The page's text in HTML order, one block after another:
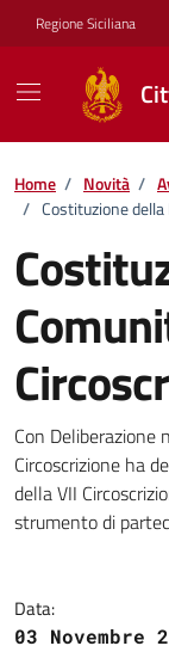
Vai ai contenuti
Vai al footer
Regione Siciliana
Home / Novità /
/ Costituzione
Dettagli
Con
Circoscrizione ha
della VII
strumento di
Data:
03 Novembre